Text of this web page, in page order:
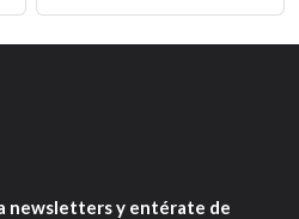
newsletters y entérate de